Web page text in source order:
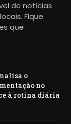
de notícias
Fique
que
o
no
à rotina diária